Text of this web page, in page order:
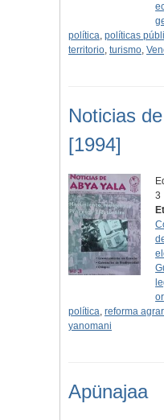
política, políticas
territorio, turismo,
Noticias
[1994]
3
política, reforma
yanomani
Apünajaa